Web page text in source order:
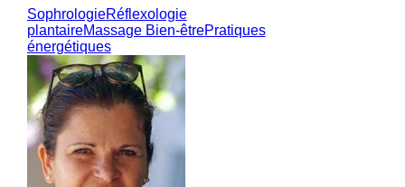
SophrologieRéflexologie
plantaireMassage Bien-êtrePratiques
énergétiques